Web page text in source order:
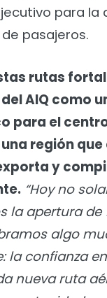
para la
pasajeros.
rutas
AIQ como
para el
región que
y
“Hoy no
la apertura de
algo
la confianza
nueva ruta